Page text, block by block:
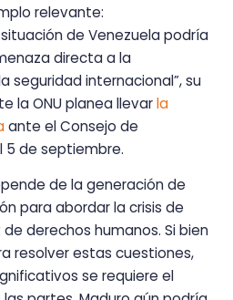
relevante:
de Venezuela podría
directa a la
seguridad internacional”, su
la ONU planea llevarla
ante el Consejo de
5 de septiembre.
de la generación de
para abordar la crisis de
derechos humanos. Si bien
resolver estas cuestiones,
se requiere el